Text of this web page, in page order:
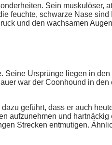
Sein muskulöser,
feuchte, schwarze Nase
und den wachsamen
Ursprünge liegen in
war der Coonhound in
geführt, dass er auch
aufzunehmen und
Strecken entmutigen.